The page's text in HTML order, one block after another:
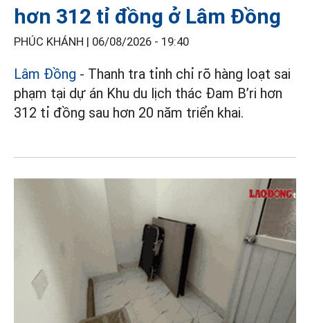
hơn 312 tỉ đồng ở Lâm Đồng
PHÚC KHÁNH | 06/08/2026 - 19:40
Lâm Đồng - Thanh tra tỉnh chỉ rõ hàng loạt sai
phạm tại dự án Khu du lịch thác Đam B’ri hơn
312 tỉ đồng sau hơn 20 năm triển khai.